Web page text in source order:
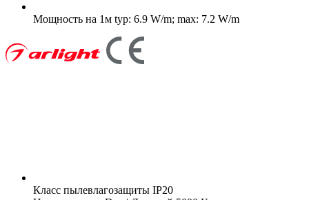
Мощность на 1м typ: 6.9 W/m; max: 7.2 W/m
Класс пылевлагозащиты IP20